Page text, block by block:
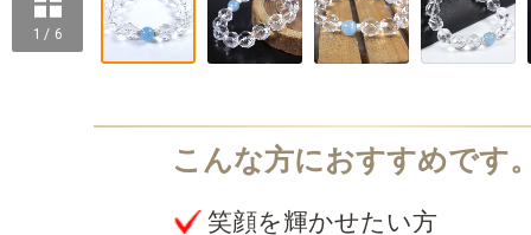
1 / 6
笑顔を輝かせたい方